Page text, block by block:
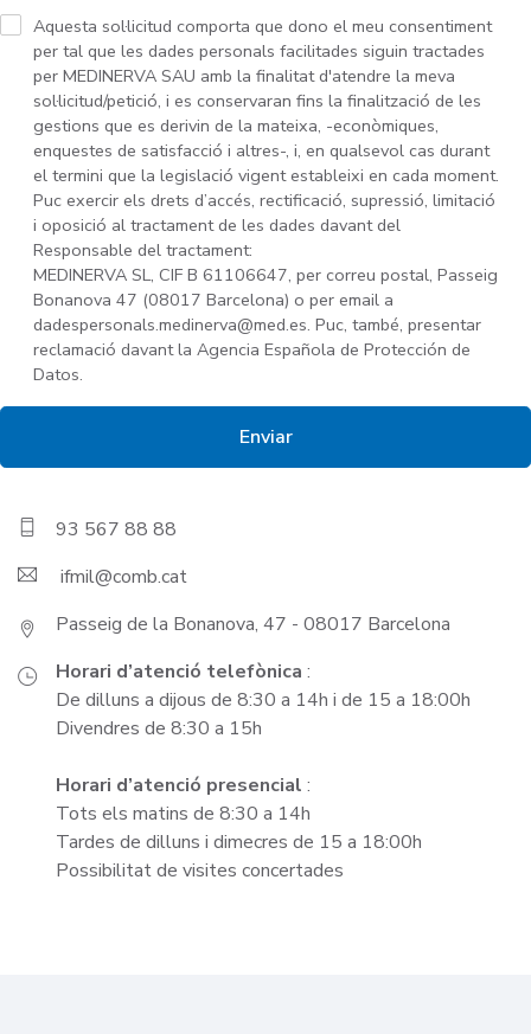
Aquesta sol·licitud comporta que dono el meu consentiment
per tal que les dades personals facilitades siguin tractades
per MEDINERVA SAU amb la finalitat d'atendre la meva
sol·licitud/petició, i es conservaran fins la finalització de les
gestions que es derivin de la mateixa, -econòmiques,
enquestes de satisfacció i altres-, i, en qualsevol cas durant
el termini que la legislació vigent estableixi en cada moment.
Puc exercir els drets d’accés, rectificació, supressió, limitació
i oposició al tractament de les dades davant del
Responsable del tractament:
MEDINERVA SL, CIF B 61106647, per correu postal, Passeig
Bonanova 47 (08017 Barcelona) o per email a
dadespersonals.medinerva@med.es. Puc, també, presentar
reclamació davant la Agencia Española de Protección de
Datos.
93 567 88 88
ifmil
Passeig de la Bonanova, 47 - 08017 Barcelona
Horari d’atenció telefònica :
De dilluns a dijous de 8:30 a 14h i de 15 a 18:00h
Divendres de 8:30 a 15h
Horari d’atenció presencial :
Tots els matins de 8:30 a 14h
Tardes de dilluns i dimecres de 15 a 18:00h
Possibilitat de visites concertades